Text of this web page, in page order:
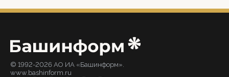
© 1992-2026 АО ИА «Башинформ».
www.bashinform.ru